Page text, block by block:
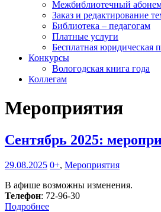
Межбиблиотечный
Заказ и редактирование
Библиотека – педагогам
Платные услуги
Бесплатная юридическая
Конкурсы
Вологодская книга года
Коллегам
Мероприятия
Сентябрь 2025:
29.08.2025 0+, Мероприятия
В афише возможны изменения.
Телефон: 72-96-30
Подробнее